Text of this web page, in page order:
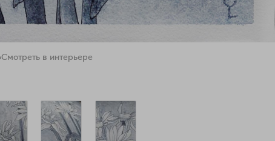
Смотреть в интерьере